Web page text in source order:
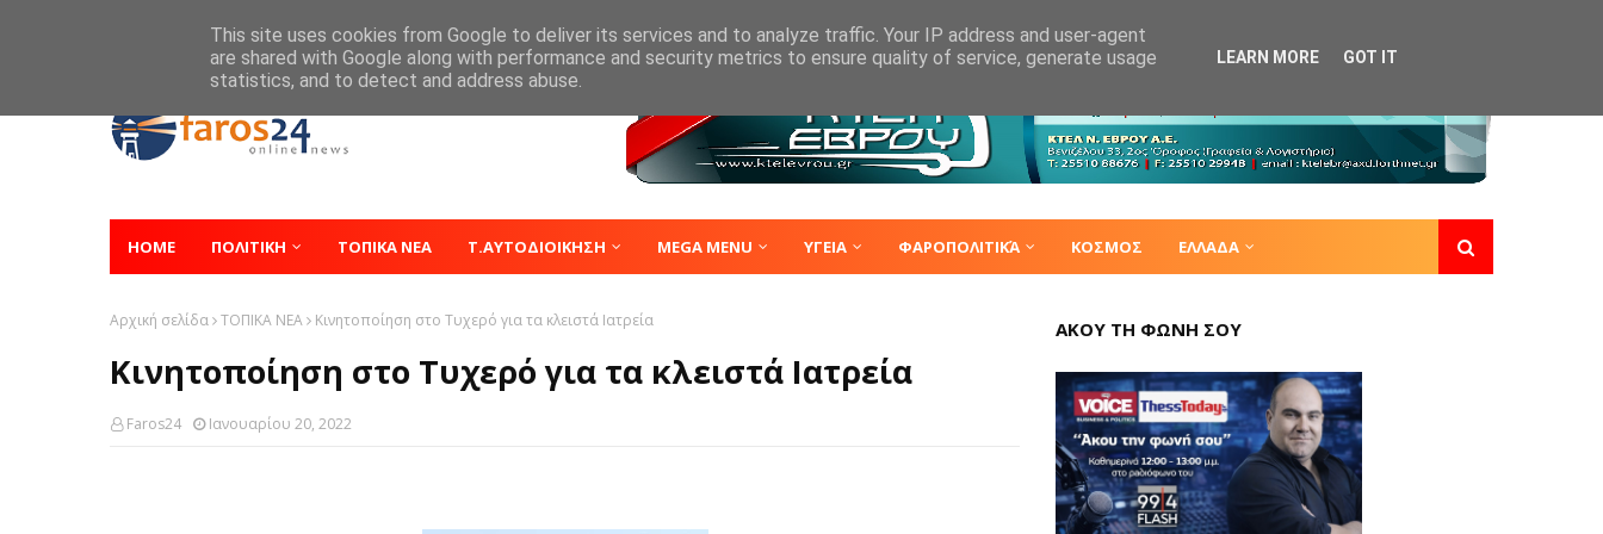
HOME ΠΟΛΙΤΙΚΗ ΤΟΠΙΚΑ ΝΕΑ Τ.ΑΥΤΟΔΙΟΙΚΗΣΗ MEGA MENU ΥΓΕΙΑ ΦΑΡΟΠΟΛΙΤΙΚΆ ΚΟΣΜΟΣ ΕΛΛΑΔΑ
Αρχική σελίδα ΤΟΠΙΚΑ ΝΕΑ Κινητοποίηση στο Τυχερό για τα κλειστά Ιατρεία
Κινητοποίηση στο Τυχερό για τα κλειστά Ιατρεία
Faros24 Ιανουαρίου 20, 2022
ΑΚΟΥ ΤΗ ΦΩΝΗ ΣΟΥ
This site uses cookies from Google to deliver its services and to analyze traffic. Your IP address and user-agent
are shared with Google along with performance and security metrics to ensure quality of service, generate usage
statistics, and to detect and address abuse.
LEARN MORE GOT IT